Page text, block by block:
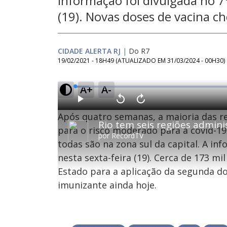
(19). Novas doses de vacina
CIDADE ALERTA RJ | Do R7
19/02/2021 - 18H49 (ATUALIZADO EM 31/03/2024 - 00H30)
A+ A-
por RecordTV
P
l
y
V
o
l
t
a
r
1
0
s
g
u
d
s
A
v
a
n
ç
a
r
1
0
e
g
n
o
s
M
L
o
a
d
e
:
.
1
%
Após quatro semanas, a maioria das
para o risco moderado para a covid-
todas são na zona sul da capital. A
nesta sexta-feira (19). Cerca de 173
Estado para a aplicação da segunda
imunizante ainda hoje.